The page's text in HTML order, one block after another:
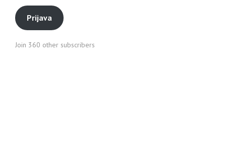
Prijava
Join 360 other subscribers